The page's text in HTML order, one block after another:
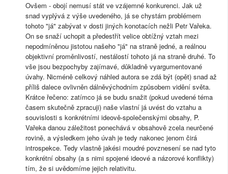
Ovšem - obojí nemusí stát ve vzájemné konkurenci. Jak už
snad vyplývá z výše uvedeného, já se chystám problémem
tohoto "já" zabývat v dosti jiných konotacích nežli Petr Vařeka.
On se snaží uchopit a předestřít velice obtížný vztah mezi
nepodmíněnou jistotou našeho "já" na straně jedné, a reálnou
objektivní proměnlivostí, nestálostí tohoto já na straně druhé. To
vše jsou bezpochyby zajímavé, důkladně vyargumentované
úvahy. Nicméně celkový náhled autora se zdá být (opět) snad až
příliš dalece ovlivněn dálněvýchodním způsobem vidění světa.
Krátce řečeno: zatímco já se budu snažit (pokud uvedené téma
časem skutečně zpracuji) naše vlastní já uvést do vztahu a
souvislosti s konkrétními ideově-společenskými obsahy, P.
Vařeka danou záležitost ponechává v obsahově zcela neurčené
rovině, a výsledkem jeho úvah je tedy nakonec jenom čirá
introspekce. Tedy vlastně jakési moudré povznesení se nad tyto
konkrétní obsahy (a s nimi spojené ideové a názorové konflikty)
tím, že si uvědomíme jejich relativitu.